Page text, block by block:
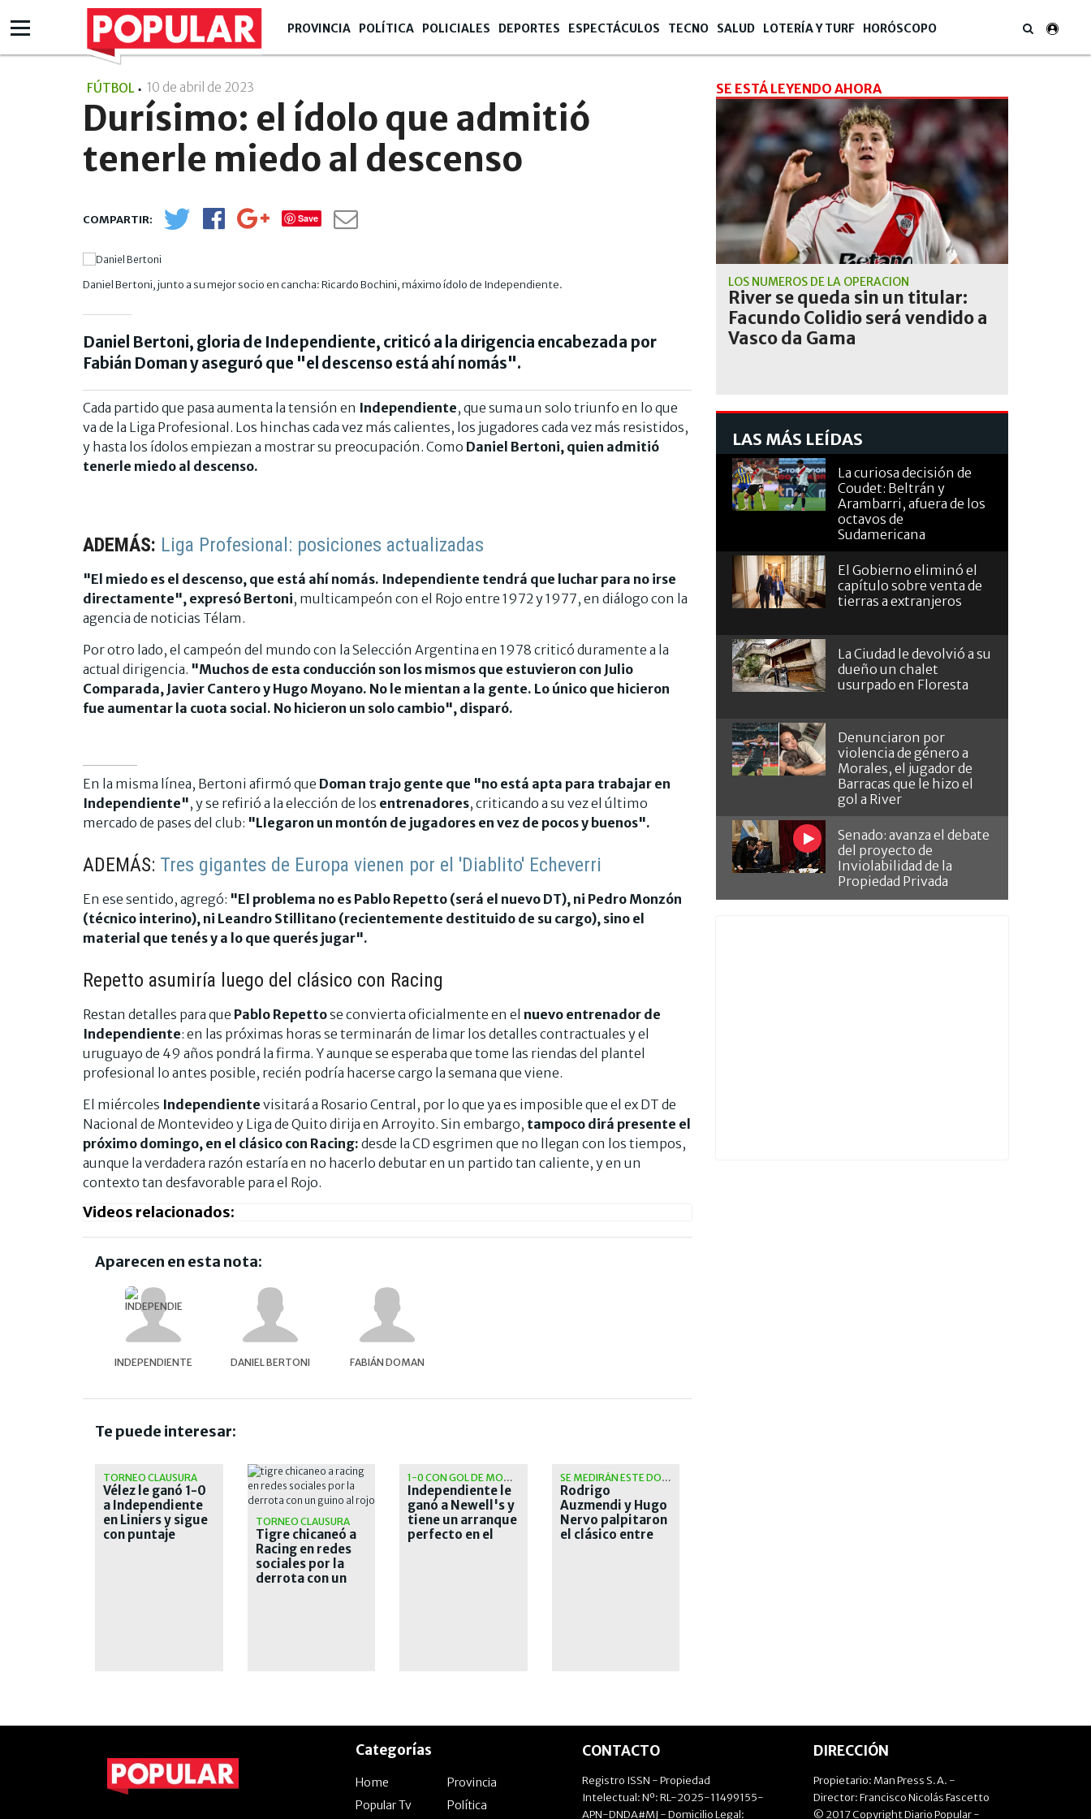
PROVINCIA POLÍTICA POLICIALES DEPORTES ESPECTÁCULOS TECNO SALUD LOTERÍA Y TURF HORÓSCOPO
FÚTBOL 10 de abril de 2023
Durísimo: el ídolo que admitió
tenerle miedo al descenso
Save
Daniel Bertoni, junto a su mejor socio en cancha: Ricardo Bochini, máximo ídolo de Independiente.
Daniel Bertoni, gloria de Independiente, criticó a la dirigencia encabezada por
Fabián Doman y aseguró que "el descenso está ahí nomás".
Cada partido que pasa aumenta la tensión en Independiente, que suma un solo triunfo en lo que
va de la Liga Profesional. Los hinchas cada vez más calientes, los jugadores cada vez más resistidos,
y hasta los ídolos empiezan a mostrar su preocupación. Como Daniel Bertoni, quien admitió
tenerle miedo al descenso.
ADEMÁS: Liga Profesional: posiciones actualizadas
"El miedo es el descenso, que está ahí nomás. Independiente tendrá que luchar para no irse
directamente", expresó Bertoni, multicampeón con el Rojo entre 1972 y 1977, en diálogo con la
agencia de noticias Télam.
Por otro lado, el campeón del mundo con la Selección Argentina en 1978 criticó duramente a la
actual dirigencia. "Muchos de esta conducción son los mismos que estuvieron con Julio
Comparada, Javier Cantero y Hugo Moyano. No le mientan a la gente. Lo único que hicieron
fue aumentar la cuota social. No hicieron un solo cambio", disparó.
En la misma línea, Bertoni afirmó que Doman trajo gente que "no está apta para trabajar en
Independiente", y se refirió a la elección de los entrenadores, criticando a su vez el último
mercado de pases del club: "Llegaron un montón de jugadores en vez de pocos y buenos".
ADEMÁS: Tres gigantes de Europa vienen por el 'Diablito' Echeverri
En ese sentido, agregó: "El problema no es Pablo Repetto (será el nuevo DT), ni Pedro Monzón
(técnico interino), ni Leandro Stillitano (recientemente destituido de su cargo), sino el
material que tenés y a lo que querés jugar".
Repetto asumiría luego del clásico con Racing
Restan detalles para que Pablo Repettose convierta oficialmente en el nuevo entrenador de
Independiente: en las próximas horas se terminarán de limar los detalles contractuales y el
uruguayo de 49 años pondrá la firma. Y aunque se esperaba que tome las riendas del plantel
profesional lo antes posible, recién podría hacerse cargo la semana que viene.
El miércoles Independiente visitará a Rosario Central, por lo que ya es imposible que el ex DT de
Nacional de Montevideo y Liga de Quito dirija en Arroyito. Sin embargo, tampoco dirá presente el
próximo domingo, en el clásico con Racing: desde la CD esgrimen que no llegan con los tiempos,
aunque la verdadera razón estaría en no hacerlo debutar en un partido tan caliente, y en un
contexto tan desfavorable para el Rojo.
Videos relacionados:
Aparecen en esta nota:
INDEPENDIENTE DANIEL BERTONI FABIÁN DOMAN
Te puede interesar:
TORNEO CLAUSURA
Vélez le ganó 1-0
a Independiente
en Liniers y sigue
con puntaje
TORNEO CLAUSURA
Tigre chicaneó a
Racing en redes
sociales por la
derrota con un
1-0 CON GOL DE MONTIEL
Independiente le
ganó a Newell's y
tiene un arranque
perfecto en el
SE MEDIRÁN ESTE DOMINGO
Rodrigo
Auzmendi y Hugo
Nervo palpitaron
el clásico entre
SE ESTÁ LEYENDO AHORA
LOS NÚMEROS DE LA OPERACIÓN
River se queda sin un titular:
Facundo Colidio será vendido a
Vasco da Gama
LAS MÁS LEÍDAS
La curiosa decisión de
Coudet: Beltrán y
Arambarri, afuera de los
octavos de
Sudamericana
El Gobierno eliminó el
capítulo sobre venta de
tierras a extranjeros
La Ciudad le devolvió a su
dueño un chalet
usurpado en Floresta
Denunciaron por
violencia de género a
Morales, el jugador de
Barracas que le hizo el
gol a River
Senado: avanza el debate
del proyecto de
Inviolabilidad de la
Propiedad Privada
Categorías
Home
Provincia
Popular Tv
Política
CONTACTO
Registro ISSN - Propiedad
Intelectual: Nº: RL-2025-11499155-
APN-DNDA#MJ - Domicilio Legal:
DIRECCIÓN
Propietario: Man Press S.A. -
Director: Francisco Nicolás Fascetto
© 2017 Copyright Diario Popular -